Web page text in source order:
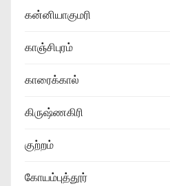
கன்னியாகுமரி
காஞ்சிபுரம்
காரைக்கால்
கிருஷ்ணகிரி
குற்றம்
கோயம்புத்தூர்